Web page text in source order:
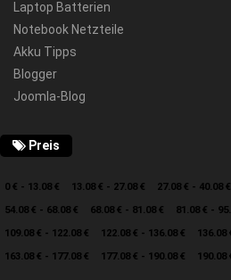
Laptop Batterien
Notebook Netzteile
Akku Tipps
Blogger
Joomla-Blog
Preis
0 € - 13.08 € 13.08 € - 27.08 € 27.08 € - 40.08 €
54.08 € - 68.08 €
68.08 € - 81.08 € 81.08 € -
109.08 € - 122.08 €
122.08 € - 136.08 € 136.08
163.08 € - 177.08 €
177.08 € - 190.08 € 190.08